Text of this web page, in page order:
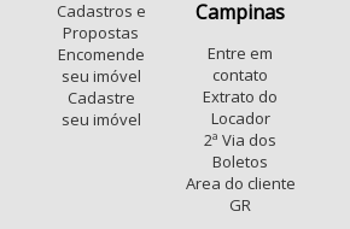
Parque Dom Pedro II
Novo Taquaral
Jardim Santa Terezinha (Nova Veneza)
Parque Imperador
Jardim Samambaia
Jardim Novo Barão Geraldo
Vila Industrial (Campinas)
sousas
Jardim Carlos Lourenço
Conjunto Habitacional Vila Reggio
Cadastros e
Propostas
Encomende
seu imóvel
Cadastre
seu imóvel
Campinas
Entre em
contato
Extrato do
Locador
2ª Via dos
Boletos
Area do cliente
GR